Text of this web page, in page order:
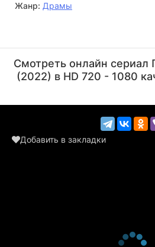
Жанр: Драмы
(Crash Photograp...)
Смотреть онлайн сериал
(2022) в HD 720 - 1080
Добавить в закладки